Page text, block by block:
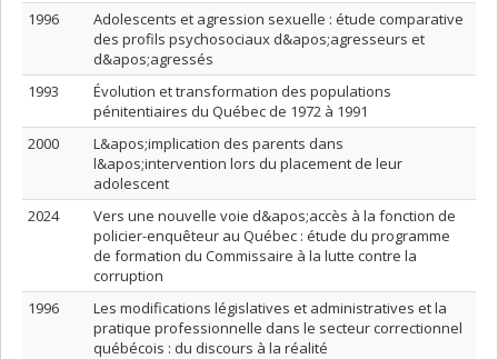
1996
Adolescents et agression sexuelle : étude comparative
des profils psychosociaux d&apos;agresseurs et
d&apos;agressés
1993
Évolution et transformation des populations
pénitentiaires du Québec de 1972 à 1991
2000
L&apos;implication des parents dans
l&apos;intervention lors du placement de leur
adolescent
2024
Vers une nouvelle voie d&apos;accès à la fonction de
policier-enquêteur au Québec : étude du programme
de formation du Commissaire à la lutte contre la
corruption
1996
Les modifications législatives et administratives et la
pratique professionnelle dans le secteur correctionnel
québécois : du discours à la réalité